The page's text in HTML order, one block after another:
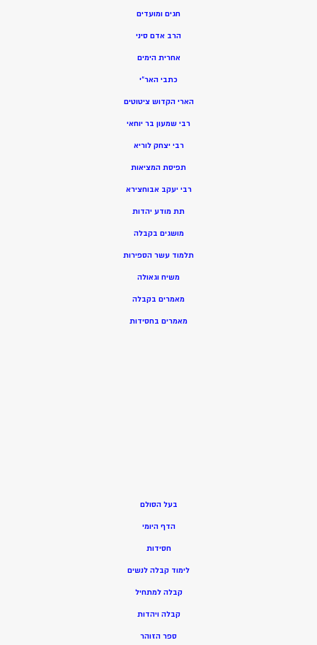
חגים ומועדים
הרב אדם סיני
אחרית הימים
כתבי האר”י
הארי הקדוש ציטוטים
רבי שמעון בר יוחאי
רבי יצחק לוריא
תפיסת המציאות
רבי יעקב אבוחצירא
תת מודע יהדות
מושגים בקבלה
תלמוד עשר הספירות
משיח וגאולה
מאמרים בקבלה
מאמרים בחסידות
בעל הסולם
הדף היומי
חסידות
לימוד קבלה לנשים
קבלה למתחיל
קבלה ויהדות
ספר הזוהר